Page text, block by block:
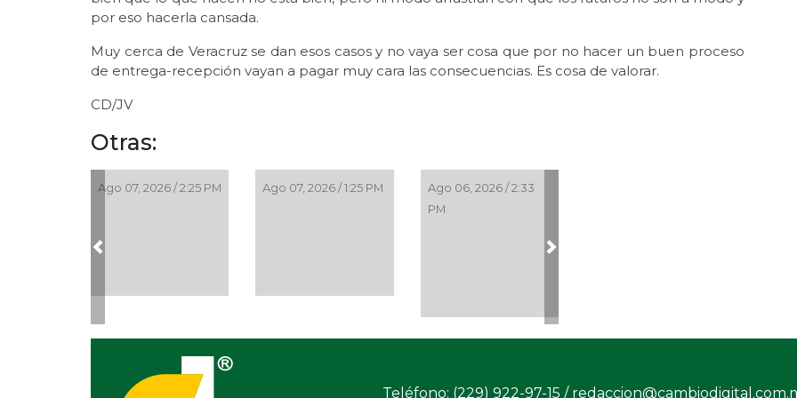
por eso hacerla cansada.
Muy cerca de Veracruz se dan esos casos y no vaya ser cosa que por no hacer un buen proceso
de entrega-recepción vayan a pagar muy cara las consecuencias. Es cosa de valorar.
CD/JV
Otras:
Ago 07, 2026 / 2:25 PM Ago 07, 2026 / 1:25 PM
Ago 06, 2026 / 2:33
PM
Previous Next
Teléfono: (229) 922-97-15 /